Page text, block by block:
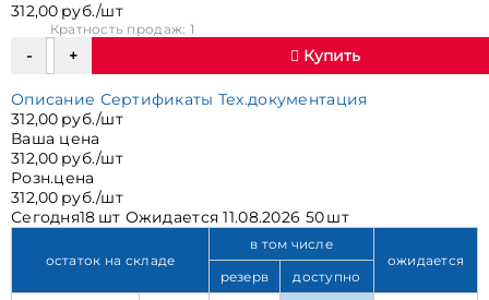
312,00 руб./шт
Кратность продаж: 1
Купить
Описание Сертификаты Тех.документация
312,00 руб./шт
Ваша цена
312,00 руб./шт
Розн.цена
312,00 руб./шт
Сегодня18 шт Ожидается 11.08.2026 50 шт
остаток на складе
в том числе
ожидается
резерв
доступно